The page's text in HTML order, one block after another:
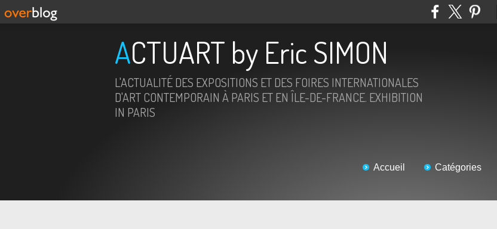
ACTUART by Eric SIMON
L'ACTUALITÉ DES EXPOSITIONS ET DES FOIRES INTERNATIONALES
D'ART CONTEMPORAIN À PARIS ET EN ÎLE-DE-FRANCE. EXHIBITION
IN PARIS
Accueil Catégories